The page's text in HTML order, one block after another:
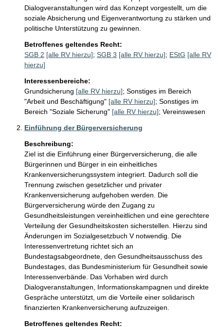
Dialogveranstaltungen wird das Konzept vorgestellt, um die
soziale Absicherung und Eigenverantwortung zu stärken und
politische Unterstützung zu gewinnen.
Betroffenes geltendes Recht:
SGB 2 [alle RV hierzu]; SGB 3 [alle RV hierzu]; EStG [alle RV
hierzu]
Interessenbereiche:
Grundsicherung [alle RV hierzu]; Sonstiges im Bereich
"Arbeit und Beschäftigung" [alle RV hierzu]; Sonstiges im
Bereich "Soziale Sicherung" [alle RV hierzu]; Vereinswesen
Einführung der Bürgerversicherung
Beschreibung:
Ziel ist die Einführung einer Bürgerversicherung, die alle
Bürgerinnen und Bürger in ein einheitliches
Krankenversicherungssystem integriert. Dadurch soll die
Trennung zwischen gesetzlicher und privater
Krankenversicherung aufgehoben werden. Die
Bürgerversicherung würde den Zugang zu
Gesundheitsleistungen vereinheitlichen und eine gerechtere
Verteilung der Gesundheitskosten sicherstellen. Hierzu sind
Änderungen im Sozialgesetzbuch V notwendig. Die
Interessenvertretung richtet sich an
Bundestagsabgeordnete, den Gesundheitsausschuss des
Bundestages, das Bundesministerium für Gesundheit sowie
Interessenverbände. Das Vorhaben wird durch
Dialogveranstaltungen, Informationskampagnen und direkte
Gespräche unterstützt, um die Vorteile einer solidarisch
finanzierten Krankenversicherung aufzuzeigen.
Betroffenes geltendes Recht: